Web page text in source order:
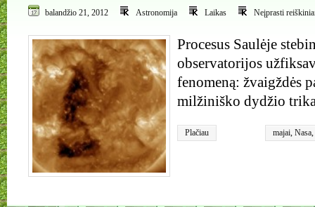
balandžio 21, 2012 Astronomija Laikas Neįprasti
Procesus Saulėje
observatorijos
fenomeną: žvaigždės
milžiniško dydžio
Plačiau majai, Nasa,